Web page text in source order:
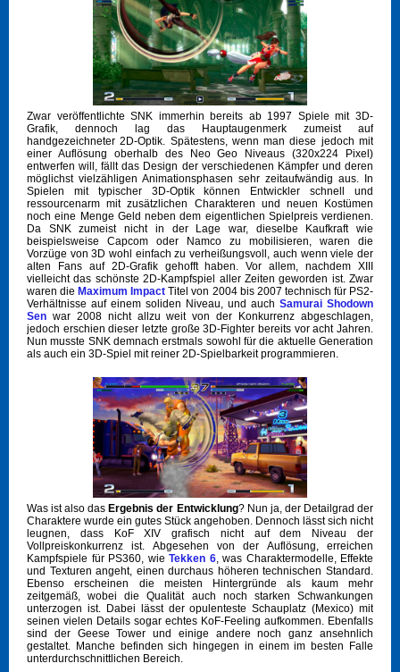
Zwar veröffentlichte SNK immerhin bereits ab 1997 Spiele mit 3D-
Grafik, dennoch lag das Hauptaugenmerk zumeist auf
handgezeichneter 2D-Optik. Spätestens, wenn man diese jedoch mit
einer Auflösung oberhalb des Neo Geo Niveaus (320x224 Pixel)
entwerfen will, fällt das Design der verschiedenen Kämpfer und deren
möglichst vielzähligen Animationsphasen sehr zeitaufwändig aus. In
Spielen mit typischer 3D-Optik können Entwickler schnell und
ressourcenarm mit zusätzlichen Charakteren und neuen Kostümen
noch eine Menge Geld neben dem eigentlichen Spielpreis verdienen.
Da SNK zumeist nicht in der Lage war, dieselbe Kaufkraft wie
beispielsweise Capcom oder Namco zu mobilisieren, waren die
Vorzüge von 3D wohl einfach zu verheißungsvoll, auch wenn viele der
alten Fans auf 2D-Grafik gehofft haben. Vor allem, nachdem XIII
vielleicht das schönste 2D-Kampfspiel aller Zeiten geworden ist. Zwar
waren dieMaximum Impact Titel von 2004 bis 2007 technisch für PS2-
Verhältnisse auf einem soliden Niveau, und auch Samurai Shodown
Sen war 2008 nicht allzu weit von der Konkurrenz abgeschlagen,
jedoch erschien dieser letzte große 3D-Fighter bereits vor acht Jahren.
Nun musste SNK demnach erstmals sowohl für die aktuelle Generation
als auch ein 3D-Spiel mit reiner 2D-Spielbarkeit programmieren.
Was ist also dasErgebnis der Entwicklung? Nun ja, der Detailgrad der
Charaktere wurde ein gutes Stück angehoben. Dennoch lässt sich nicht
leugnen, dass KoF XIV grafisch nicht auf dem Niveau der
Vollpreiskonkurrenz ist. Abgesehen von der Auflösung, erreichen
Kampfspiele für PS360, wie Tekken 6, was Charaktermodelle, Effekte
und Texturen angeht, einen durchaus höheren technischen Standard.
Ebenso erscheinen die meisten Hintergründe als kaum mehr
zeitgemäß, wobei die Qualität auch noch starken Schwankungen
unterzogen ist. Dabei lässt der opulenteste Schauplatz (Mexico) mit
seinen vielen Details sogar echtes KoF-Feeling aufkommen. Ebenfalls
sind der Geese Tower und einige andere noch ganz ansehnlich
gestaltet. Manche befinden sich hingegen in einem im besten Falle
unterdurchschnittlichen Bereich.